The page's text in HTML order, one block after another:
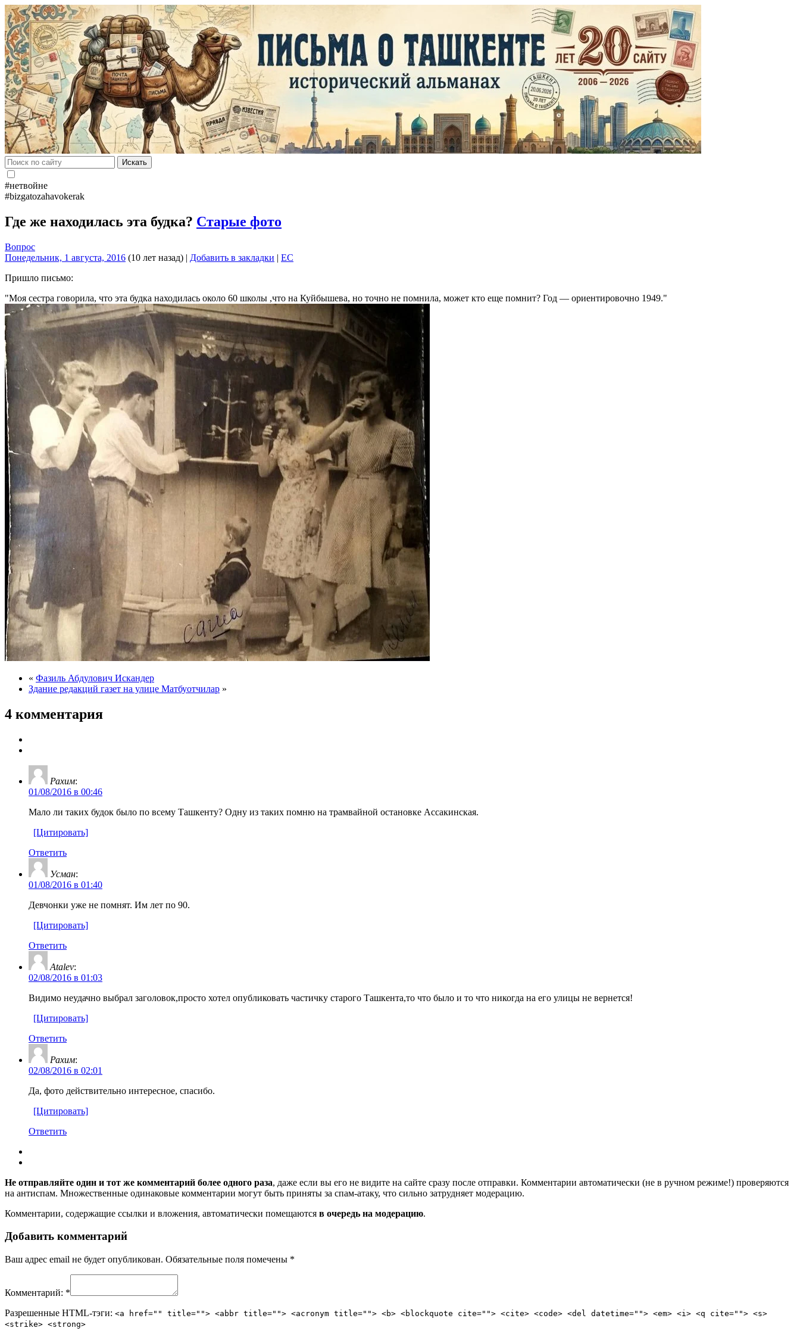
Искать
#нетвойне
#bizgatozahavokerak
Где же находилась эта будка? Старые фото
Вопрос
Понедельник, 1 августа, 2016 (10 лет назад) | Добавить в закладки | EC
Пришло письмо:
Моя сестра говорила, что эта будка находилась около 60 школы ,что на Куйбышева, но точно не помнила, может кто еще помнит? Год — ориентировочно 1949.
« Фазиль Абдулович Искандер
Здание редакций газет на улице Матбуотчилар »
4 комментария
Рахим:
01/08/2016 в 00:46
Мало ли таких будок было по всему Ташкенту? Одну из таких помню на трамвайной остановке Ассакинская.
[Цитировать]
Ответить
Усман:
01/08/2016 в 01:40
Девчонки уже не помнят. Им лет по 90.
[Цитировать]
Ответить
Atalev:
02/08/2016 в 01:03
Видимо неудачно выбрал заголовок,просто хотел опубликовать частичку старого Ташкента,то что было и то что никогда на его улицы не вернется!
[Цитировать]
Ответить
Рахим:
02/08/2016 в 02:01
Да, фото действительно интересное, спасибо.
[Цитировать]
Ответить
Не отправляйте один и тот же комментарий более одного раза, даже если вы его не видите на сайте сразу после отправки. Комментарии автоматически (не в ручном режиме!) проверяются
на антиспам. Множественные одинаковые комментарии могут быть приняты за спам-атаку, что сильно затрудняет модерацию.
Комментарии, содержащие ссылки и вложения, автоматически помещаются в очередь на модерацию.
Добавить комментарий
Ваш адрес email не будет опубликован. Обязательные поля помечены *
Комментарий: *
Разрешенные HTML-тэги: <a href="" title=""> <abbr title=""> <acronym title=""> <b> <blockquote cite=""> <cite> <code> <del datetime=""> <em> <i> <q cite=""> <s>
<strike> <strong>